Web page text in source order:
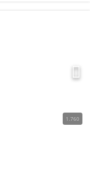
1.760